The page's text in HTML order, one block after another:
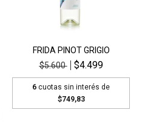
FRIDA PINOT GRIGIO
$5.600
$4.499
6 cuotas sin interés de
$749,83